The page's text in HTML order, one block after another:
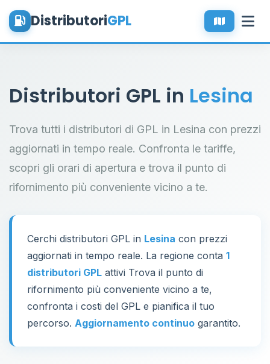
DistributoriGPL
Distributori GPL in Lesina
Trova tutti i distributori di GPL in Lesina con prezzi
aggiornati in tempo reale. Confronta le tariffe,
scopri gli orari di apertura e trova il punto di
rifornimento più conveniente vicino a te.
Cerchi distributori GPL in Lesina con prezzi
aggiornati in tempo reale. La regione conta 1
distributori GPL attivi Trova il punto di
rifornimento più conveniente vicino a te,
confronta i costi del GPL e pianifica il tuo
percorso. Aggiornamento continuo garantito.